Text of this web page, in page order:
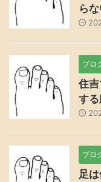
ら
ブロ
住
す
ブロ
足